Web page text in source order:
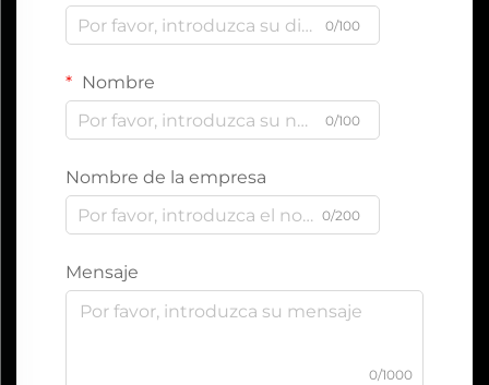
0/100
Nombre
0/100
Nombre de la empresa
0/200
Mensaje
0/1000